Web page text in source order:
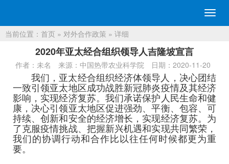
切
换
当前位置： 首页 » 对外合作政策 » 详细
2020年亚太经合组织领导人吉隆坡宣言
作者：未名 来源：中国热带农业科学院
日期：2020-11-20
我们，亚太经合组织经济体领导人，决心团结
一致引领亚太地区成功战胜新冠肺炎疫情及其经济
影响，实现经济复苏。我们承诺保护人民生命和健
康，决心引领亚太地区促进强劲、平衡、包容、可
持续、创新和安全的经济增长，实现经济复苏。为
了克服疫情挑战、把握新兴机遇和实现共同繁荣，
我们的协调行动和合作比以往任何时候都更为重
要。